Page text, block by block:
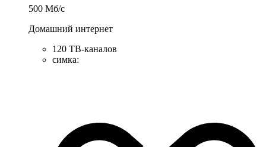
500 Мб/c
Домашний интернет
120 ТВ-каналов
симка: